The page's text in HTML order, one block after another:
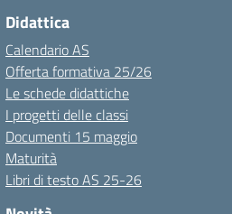
Didattica
Calendario AS
Offerta formativa 25/26
Le schede didattiche
I progetti delle classi
Documenti 15 maggio
Maturità
Libri di testo AS 25-26